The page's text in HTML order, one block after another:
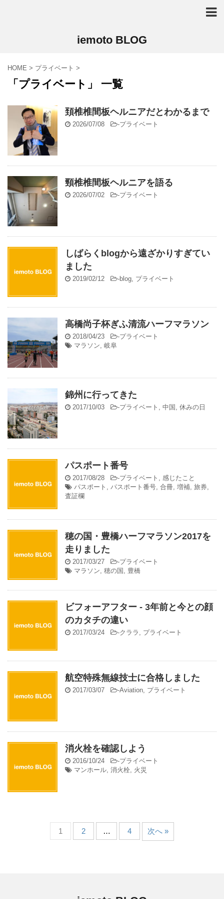
iemoto BLOG
HOME > プライベート >
「プライベート」 一覧
頚椎椎間板ヘルニアだとわかるまで
2026/07/08 -プライベート
頸椎椎間板ヘルニアを語る
2026/07/02 -プライベート
しばらくblogから遠ざかりすぎてい
ました
2019/02/12 -blog, プライベート
高橋尚子杯ぎふ清流ハーフマラソン
2018/04/23 -プライベート
マラソン, 岐阜
錦州に行ってきた
2017/10/03 -プライベート , 中国 , 休みの日
パスポート番号
2017/08/28 -プライベート , 感じたこと
パスポート , パスポート番号, 合冊, 増補, 旅券,
査証欄
穂の国・豊橋ハーフマラソン2017を
走りました
2017/03/27 -プライベート
マラソン, 穂の国 , 豊橋
ビフォーアフター - 3年前と今との顔
のカタチの違い
2017/03/24 -クララ , プライベート
航空特殊無線技士に合格しました
2017/03/07 -Aviation, プライベート
消火栓を確認しよう
2016/10/24 -プライベート
マンホール, 消火栓, 火災
1 2 … 4 次へ »